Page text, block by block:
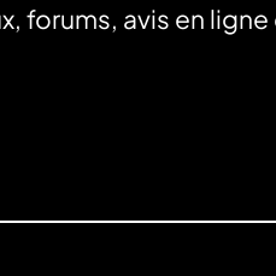
forums, avis en